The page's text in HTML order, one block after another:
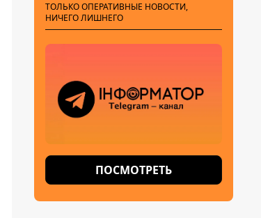
ТОЛЬКО ОПЕРАТИВНЫЕ НОВОСТИ,
НИЧЕГО ЛИШНЕГО
ПОСМОТРЕТЬ